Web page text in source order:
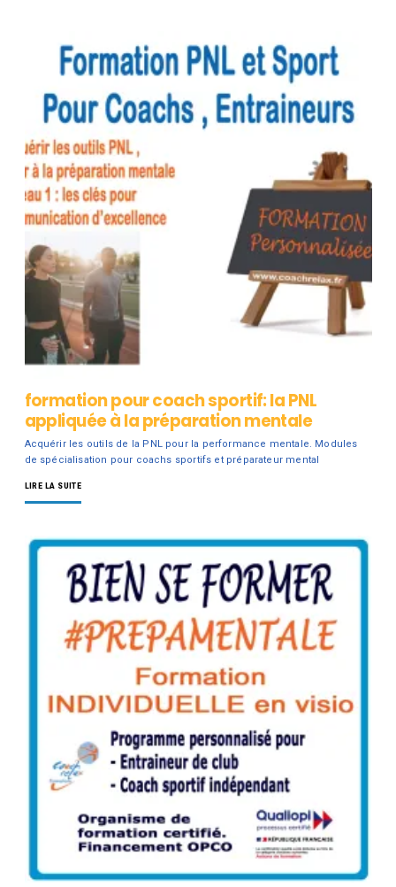
formation pour coach sportif: la PNL
appliquée à la préparation mentale
Acquérir les outils de la PNL pour la performance mentale. Modules
de spécialisation pour coachs sportifs et préparateur mental
LIRE LA SUITE